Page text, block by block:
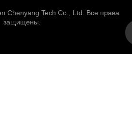
Chenyang Tech Co., Ltd. Все права
защищены.